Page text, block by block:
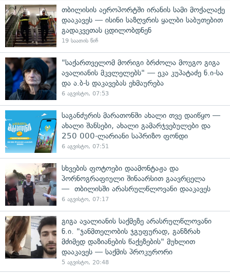
თბილისის აეროპორტში ირანის სამი მოქალაქე
დააკავეს — ისინი საზღვრის ყალბი საბუთებით
გადაკვეთას ცდილობდნენ
19 საათის წინ
"საქართველომ მორიგი ბრძოლა მოუგო გიგა
ავალიანის მკვლელებს" — ეკა კუპატაძე ნ.ი-სა
და ა.ბ-ს დაკავებას ეხმაურება
6 აგვისტო, 07:53
საგანძურის მარათონში ახალი თვე დაიწყო —
ახალი შანსები, ახალი გამარჯვებულები და
250 000-ლარიანი საპრიზო ფონდი
6 აგვისტო, 07:51
სხვების ფოტოები დაამონტაჟა და
პორნოგრაფიული შინაარსით გაავრცელა
— თბილისში არასრულწლოვანი დააკავეს
6 აგვისტო, 07:17
გიგა ავალიანის საქმეზე არასრულწლოვანი
ნ.ი. "ჯანმთელობის ჯგუფურად, განზრახ
მძიმედ დაზიანების წაქეზების" მუხლით
დააკავეს — საქმის პროკურორი
5 აგვისტო, 20:48